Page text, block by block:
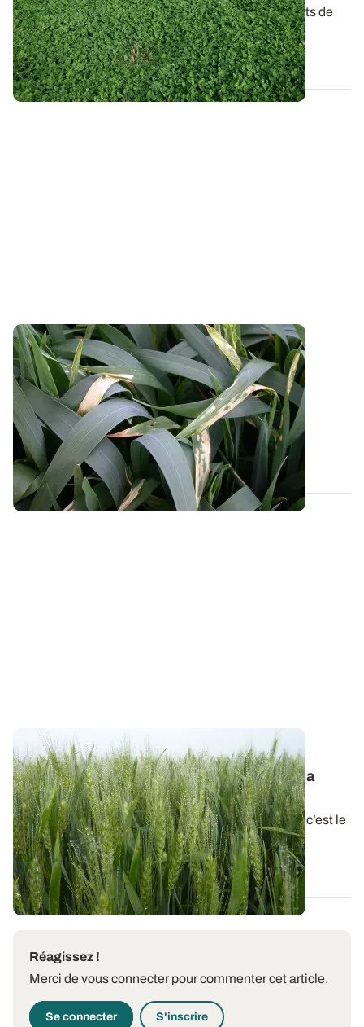
A l’heure où le cours de l’azote est élevé, les couverts de
légumineuses ont une carte à...
02 JUILL. 2026
LORRAINE
Céréales : des brûlures d’azote
impressionnantes mais peu impactantes
Les troisièmes apports d’azote réalisés la semaine
dernière en Lorraine à base de solution...
07 MAI 2026
OUEST OCCITANIE
Risque fusarioses : protéger les épis dès la
sortie des étamines
Alors que les céréales atteignent le stade floraison, c’est le
moment de penser à la...
06 MAI 2026
Réagissez !
Merci de vous connecter pour commenter cet article.
Se connecter S'inscrire